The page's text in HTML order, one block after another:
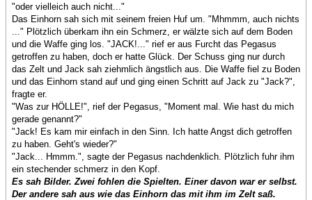
"oder vielleich auch nicht..."
Das Einhorn sah sich mit seinem freien Huf um. "Mhmmm, auch nichts
..." Plötzlich überkam ihn ein Schmerz, er wälzte sich auf dem Boden
und die Waffe ging los. "JACK!..." rief er aus Furcht das Pegasus
getroffen zu haben, doch er hatte Glück. Der Schuss ging nur durch
das Zelt und Jack sah ziehmlich ängstlich aus. Die Waffe fiel zu Boden
und das Einhorn stand auf und ging einen Schritt auf Jack zu "Jack?",
fragte er.
"Was zur HÖLLE!", rief der Pegasus, "Moment mal. Wie hast du mich
gerade genannt?"
"Jack! Es kam mir einfach in den Sinn. Ich hatte Angst dich getroffen
zu haben. Geht's wieder?"
"Jack... Hmmm.", sagte der Pegasus nachdenklich. Plötzlich fuhr ihm
ein stechender schmerz in den Kopf.
Es sah Bilder. Zwei fohlen die Spielten. Einer davon war er selbst.
Der andere sah aus wie das Einhorn das mit ihm im Zelt saß.